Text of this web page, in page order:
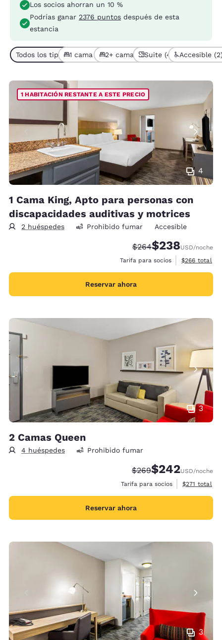
Los socios ahorran un 10 %
Podrías ganar 2376 puntos después de esta
estancia
Todos los tipos de habitación (5)
1 cama (4)2+ camas (1)Suite (4) Accesible
4
1 HABITACIÓN RESTANTE A ESTE PRECIO
1 Cama King, Apto para personas con
discapacidades auditivas y motrices
2 huéspedes Prohibido fumar Accesible
Precio tachado:
$264Precio con
$238USD/noche
Tarifa para socios
Ver detalles
$266 total
Reservar ahora
3
2 Camas Queen
4 huéspedes Prohibido fumar
Precio tachado:
$269Precio con
$242USD/noche
Tarifa para socios
Ver detalles
$271 total
Reservar ahora
3